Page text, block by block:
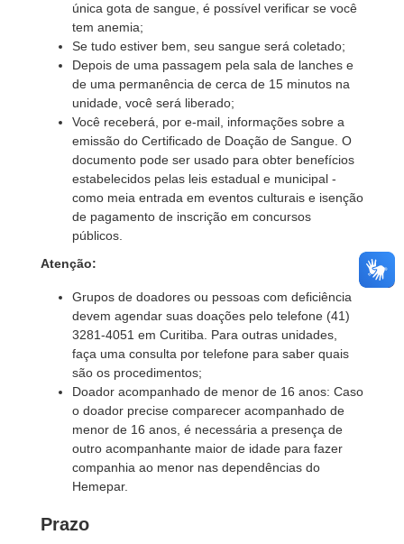
única gota de sangue, é possível verificar se você
tem anemia;
Se tudo estiver bem, seu sangue será coletado;
Depois de uma passagem pela sala de lanches e
de uma permanência de cerca de 15 minutos na
unidade, você será liberado;
Você receberá, por e-mail, informações sobre a
emissão do Certificado de Doação de Sangue. O
documento pode ser usado para obter benefícios
estabelecidos pelas leis estadual e municipal -
como meia entrada em eventos culturais e isenção
de pagamento de inscrição em concursos
públicos.
Atenção:
Grupos de doadores ou pessoas com deficiência
devem agendar suas doações pelo telefone (41)
3281-4051 em Curitiba. Para outras unidades,
faça uma consulta por telefone para saber quais
são os procedimentos;
Doador acompanhado de menor de 16 anos: Caso
o doador precise comparecer acompanhado de
menor de 16 anos, é necessária a presença de
outro acompanhante maior de idade para fazer
companhia ao menor nas dependências do
Hemepar.
Prazo